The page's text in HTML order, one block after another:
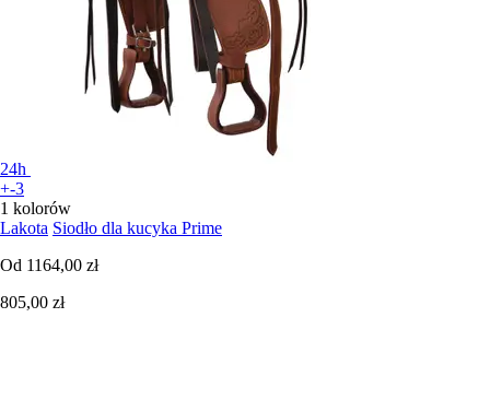
24h
+-3
1 kolorów
Lakota Siodło dla kucyka Prime
Od 1164,00 zł
805,00 zł